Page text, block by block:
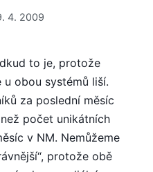
4. 2009
to je, protože
obou systémů liší.
za poslední měsíc
počet unikátních
v NM. Nemůžeme
protože obě